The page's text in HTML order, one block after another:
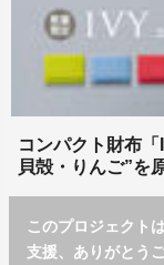
コンパクト財布
貝殻・りんご”を
このプロジェクト
支援、ありがとう